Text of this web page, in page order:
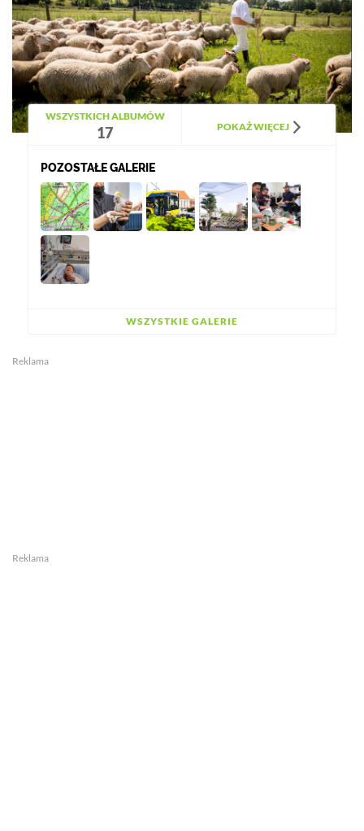
WSZYSTKICH ALBUMÓW
17 POKAŻ WIĘCEJ
POZOSTAŁE GALERIE
WSZYSTKIE GALERIE
Reklama
Reklama